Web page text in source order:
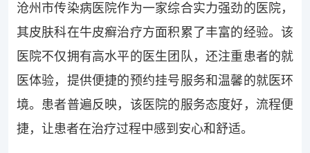
沧州市传染病医院作为一家综合实力强劲的医院，
其皮肤科在牛皮癣治疗方面积累了丰富的经验。该
医院不仅拥有高水平的医生团队，还注重患者的就
医体验，提供便捷的预约挂号服务和温馨的就医环
境。患者普遍反映，该医院的服务态度好，流程便
捷，让患者在治疗过程中感到安心和舒适。